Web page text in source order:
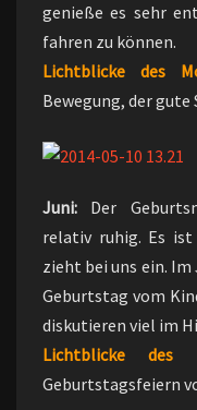
genieße es sehr
fahren zu können.
Lichtblicke des
Bewegung, der
Juni: Der
relativ ruhig. Es ist
zieht bei uns ein.
Geburtstag vom
diskutieren viel im
Lichtblicke des
Geburtstagsfeiern